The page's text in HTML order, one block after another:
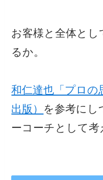
お客様と全体と
るか。
和仁達也「プロの
出版） を参考にし
ーコーチとして考